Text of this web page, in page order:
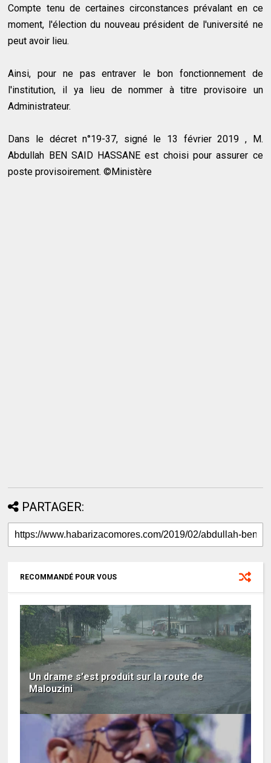
Compte tenu de certaines circonstances prévalant en ce
moment, l'élection du nouveau président de l'université ne
peut avoir lieu.
Ainsi, pour ne pas entraver le bon fonctionnement de
l'institution, il ya lieu de nommer à titre provisoire un
Administrateur.
Dans le décret n°19-37, signé le 13 février 2019 , M.
Abdullah BEN SAID HASSANE est choisi pour assurer ce
poste provisoirement. ©Ministère
PARTAGER:
RECOMMANDÉ POUR VOUS
Un drame s'est produit sur la route de
Malouzini